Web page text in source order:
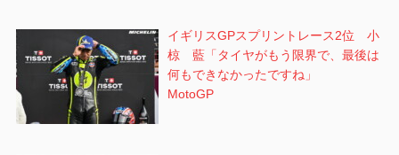
イギリスGPスプリントレース2位 小
椋 藍「タイヤがもう限界で、最後は
何もできなかったですね」
MotoGP